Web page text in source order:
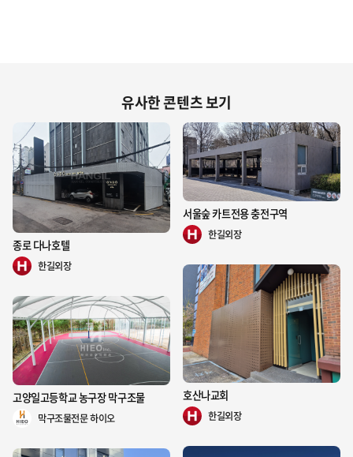
□ 한국 천주교의 대표적인 고딕양식 건축물 "명동성당"
명동성당은 한국 천주교의 대표적인 고딕 양식 건축물로 명동의 랜드마크다. 특
히 외장재료로 사용된 적벽돌의 치장 쌓기 디테일에서는 벽돌공의 놀라운 숙련이
담겨있고 다양한 색상과 종류의 벽돌이 정성스럽게 사용되었다. 수직적인 종탑의
조형은 카톨릭 교회의 신앙과 경건함을 상징하고 있다.
성당 건립을 계기로 한적했던 명동의 경관을 바꾸고 단번에 랜드마크로 부상했
다. 특히 일반인들에게 뾰족지붕의 이미지로 각인된 고딕양식의 명동성당은 한국
천주교의 총본산이자 천주교인들을 포함한 한국인들에게 평화의 상징으로, 자유
와 민주의 성지로 여겨진다. 서울에서 가장 오래된 벽돌건축인 주교관(현 사도회
관)과 교육관, 수녀원도서관, 가톨릭회관으로 클러스터를 이룬 명동성당은 명동
의 오랜 역사와 장소성을 대표한다.
유사한 콘텐츠 보기
종로 다나호텔
한길외장
서울숲 카트전용 충전구역
한길외장
호산나교회
한길외장
고양일고등학교 농구장 막구조물
막구조물전문 하이오